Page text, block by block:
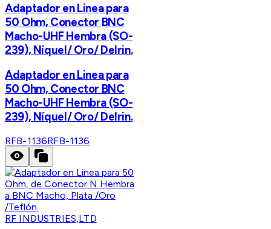
Adaptador en Linea para
50 Ohm, Conector BNC
Macho-UHF Hembra (SO-
239), Níquel/ Oro/ Delrin.
Adaptador en Linea para
50 Ohm, Conector BNC
Macho-UHF Hembra (SO-
239), Níquel/ Oro/ Delrin.
RFB-1136RFB-1136
RF INDUSTRIES,LTD